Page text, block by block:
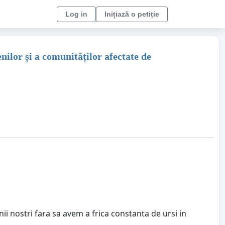
Log in Inițiază o petiție
și a comunităților afectate de
nostri fara sa avem a frica constanta de ursi in